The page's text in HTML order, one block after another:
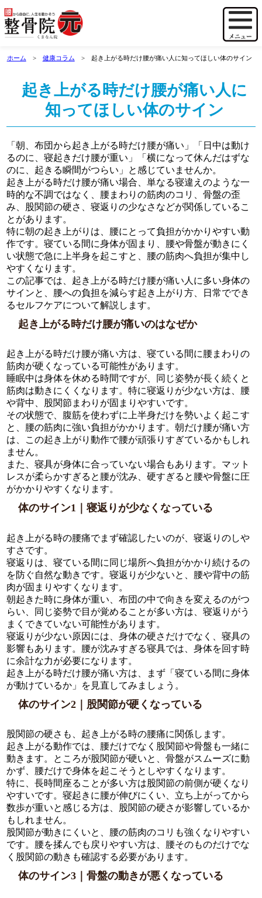
ホーム 健康コラム 起き上がる時だけ腰が痛い人に知ってほしい体のサイン
起き上がる時だけ腰が痛い人に
知ってほしい体のサイン
「朝、布団から起き上がる時だけ腰が痛い」「日中は動け
るのに、寝起きだけ腰が重い」「横になって休んだはずな
のに、起きる瞬間がつらい」と感じていませんか。
起き上がる時だけ腰が痛い場合、単なる寝違えのような一
時的な不調ではなく、腰まわりの筋肉のコリ、骨盤の歪
み、股関節の硬さ、寝返りの少なさなどが関係しているこ
とがあります。
特に朝の起き上がりは、腰にとって負担がかかりやすい動
作です。寝ている間に身体が固まり、腰や骨盤が動きにく
い状態で急に上半身を起こすと、腰の筋肉へ負担が集中し
やすくなります。
この記事では、起き上がる時だけ腰が痛い人に多い身体の
サインと、腰への負担を減らす起き上がり方、日常ででき
るセルフケアについて解説します。
起き上がる時だけ腰が痛いのはなぜか
起き上がる時だけ腰が痛い方は、寝ている間に腰まわりの
筋肉が硬くなっている可能性があります。
睡眠中は身体を休める時間ですが、同じ姿勢が長く続くと
筋肉は動きにくくなります。特に寝返りが少ない方は、腰
や背中、股関節まわりが固まりやすいです。
その状態で、腹筋を使わずに上半身だけを勢いよく起こす
と、腰の筋肉に強い負担がかかります。朝だけ腰が痛い方
は、この起き上がり動作で腰が頑張りすぎているかもしれ
ません。
また、寝具が身体に合っていない場合もあります。マット
レスが柔らかすぎると腰が沈み、硬すぎると腰や骨盤に圧
がかかりやすくなります。
体のサイン1｜寝返りが少なくなっている
起き上がる時の腰痛でまず確認したいのが、寝返りのしや
すさです。
寝返りは、寝ている間に同じ場所へ負担がかかり続けるの
を防ぐ自然な動きです。寝返りが少ないと、腰や背中の筋
肉が固まりやすくなります。
朝起きた時に身体が重い、布団の中で向きを変えるのがつ
らい、同じ姿勢で目が覚めることが多い方は、寝返りがう
まくできていない可能性があります。
寝返りが少ない原因には、身体の硬さだけでなく、寝具の
影響もあります。腰が沈みすぎる寝具では、身体を回す時
に余計な力が必要になります。
起き上がる時だけ腰が痛い方は、まず「寝ている間に身体
が動けているか」を見直してみましょう。
体のサイン2｜股関節が硬くなっている
股関節の硬さも、起き上がる時の腰痛に関係します。
起き上がる動作では、腰だけでなく股関節や骨盤も一緒に
動きます。ところが股関節が硬いと、骨盤がスムーズに動
かず、腰だけで身体を起こそうとしやすくなります。
特に、長時間座ることが多い方は股関節の前側が硬くなり
やすいです。寝起きに腰が伸びにくい、立ち上がってから
数歩が重いと感じる方は、股関節の硬さが影響しているか
もしれません。
股関節が動きにくいと、腰の筋肉のコリも強くなりやすい
です。腰を揉んでも戻りやすい方は、腰そのものだけでな
く股関節の動きも確認する必要があります。
体のサイン3｜骨盤の動きが悪くなっている